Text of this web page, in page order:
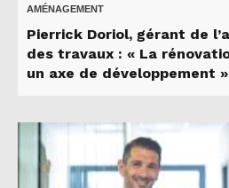
AMÉNAGEMENT
Pierrick Doriol, gérant de
des travaux : « La
un axe de développement »